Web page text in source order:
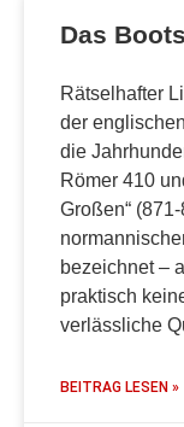
Das
Rätselhafter
der
die
Römer 410
Großen“
bezeichnet –
praktisch
verlässliche
BEITRAG LESEN »